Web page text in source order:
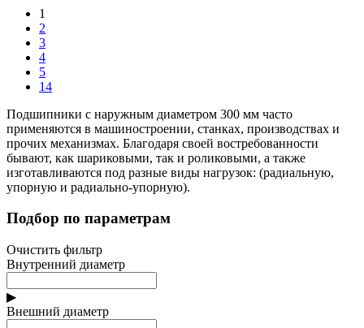
1
2
3
4
5
14
Подшипники с наружным диаметром 300 мм часто
применяются в машиностроении, станках, производствах и
прочих механизмах. Благодаря своей востребованности
бывают, как шариковыми, так и роликовыми, а также
изготавливаются под разные виды нагрузок: (радиальную,
упорную и радиально-упорную).
Подбор по параметрам
Очистить фильтр
Внутренний диаметр
▶
Внешний диаметр